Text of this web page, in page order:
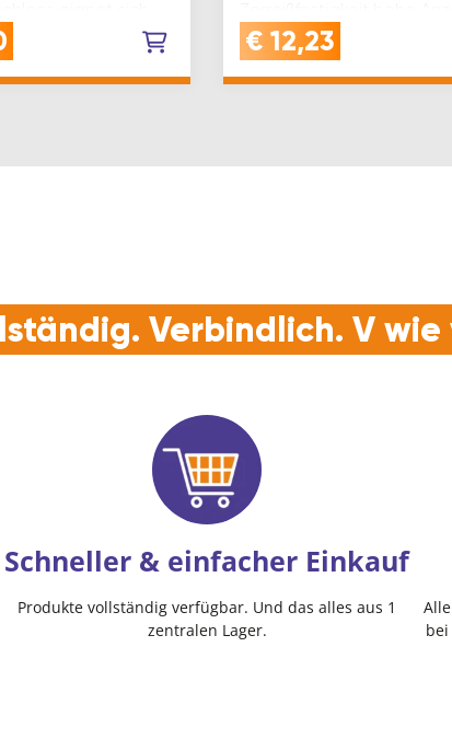
Einsatz in feuchten
und bietet
verschiedener
Lieferumfang: mit 2
€ 12,23
Verbindlich. V
Schneller & einfacher Einkauf
Produkte vollständig verfügbar. Und das alles aus 1
zentralen Lager.